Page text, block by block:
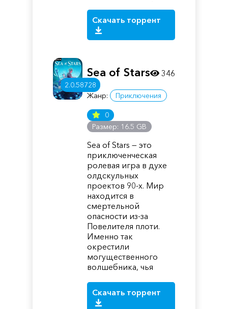
Скачать торрент
2.0.58728
Sea of Stars
Жанр: Приключения
0
Размер: 16.5 GB
Sea of Stars — это
приключенческая
ролевая игра в духе
олдскульных
проектов 90-х. Мир
находится в
смертельной
опасности из-за
Повелителя плоти.
Именно так
окрестили
могущественного
волшебника, чья
Скачать торрент
346